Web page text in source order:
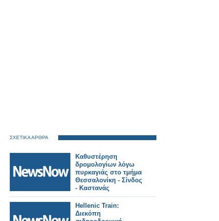
ΣΧΕΤΙΚΑ ΑΡΘΡΑ
Καθυστέρηση
δρομολογίων λόγω
πυρκαγιάς στο τμήμα
Θεσσαλονίκη - Σίνδος
- Καστανάς
Hellenic Train:
Διεκόπη